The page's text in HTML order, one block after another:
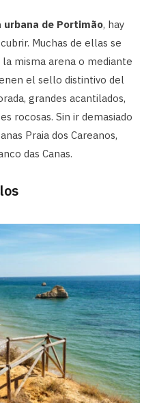
urbana de Portimão, hay
Muchas de ellas se
misma arena o mediante
el sello distintivo del
grandes acantilados,
rocosas. Sin ir demasiado
Praia dos Careanos,
das Canas.